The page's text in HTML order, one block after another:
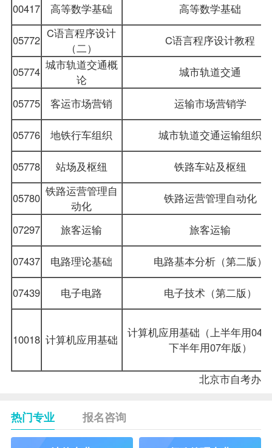
00417 高等数学基础 高等数学基础
05772 C语言程序设计
（二）
C语言程序设计教程
05774 城市轨道交通概
论
城市轨道交通
05775 客运市场营销 运输市场营销学
05776 地铁行车组织 城市轨道交通运输组织
05778 站场及枢纽 铁路车站及枢纽
05780 铁路运营管理自
动化
铁路运营管理自动化
07297 旅客运输 旅客运输
07437 电路理论基础 电路基本分析（第二版）
07439 电子电路 电子技术（第二版）
10018 计算机应用基础
计算机应用基础（上半年用04
下半年用07年版）
北京市自考办
热门专业 报名咨询